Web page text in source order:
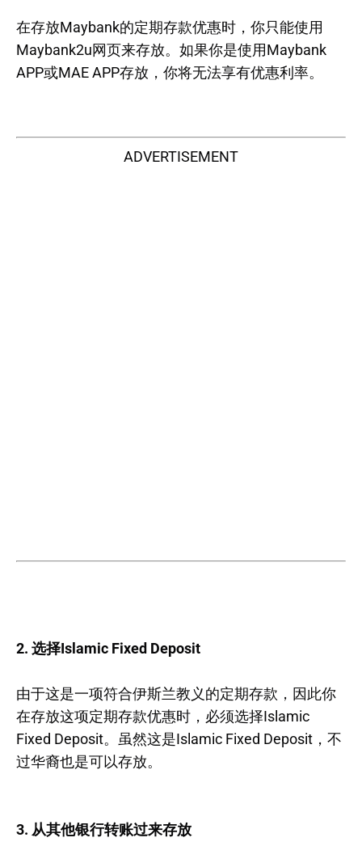
在存放Maybank的定期存款优惠时，你只能使用
Maybank2u网页来存放。如果你是使用Maybank
APP或MAE APP存放，你将无法享有优惠利率。
ADVERTISEMENT
2. 选择Islamic Fixed Deposit
由于这是一项符合伊斯兰教义的定期存款，因此你
在存放这项定期存款优惠时，必须选择Islamic
Fixed Deposit。虽然这是Islamic Fixed Deposit，不
过华裔也是可以存放。
3. 从其他银行转账过来存放